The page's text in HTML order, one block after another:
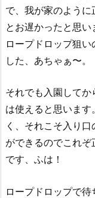
で、我が家のよう
とお遅かったと思
ロープドロップ狙
した、あちゃぁ〜。
それでも入園して
は使えると思いま
く、それこそ入り
ができるのでこれ
です、ふは！
ロープドロップで